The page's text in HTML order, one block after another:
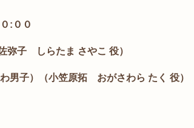
:００
弥子 しらたま さやこ 役）
男子）（小笠原拓 おがさわら たく 役）